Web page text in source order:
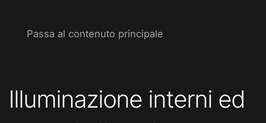
Passa al contenuto principale
Illuminazione interni ed